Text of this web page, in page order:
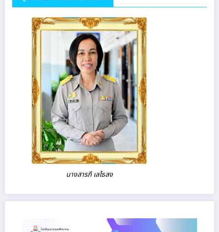
นางสารภี เลไธสง